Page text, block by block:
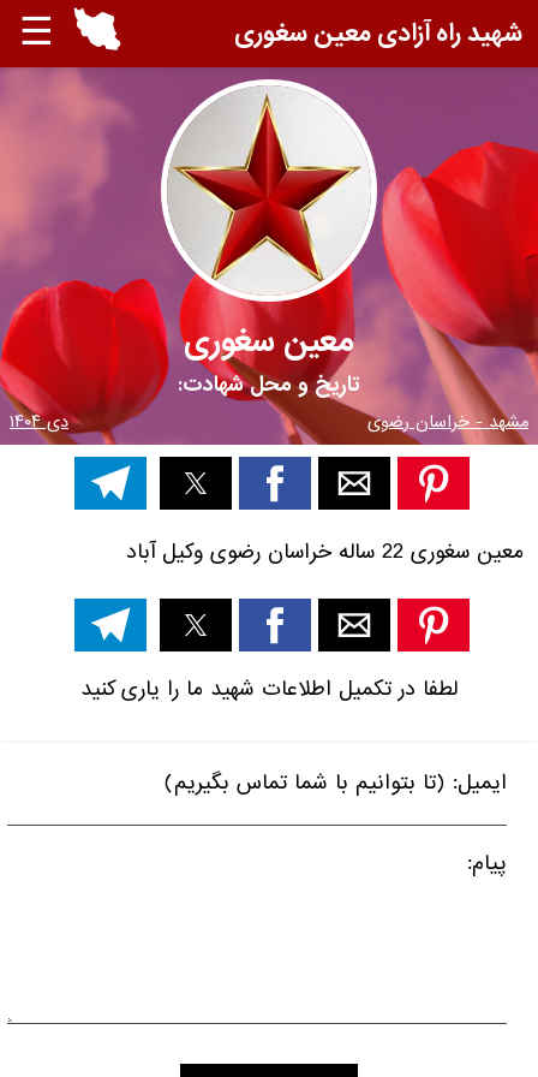
☰ شهید راه آزادی معین سغوری
معین سغوری
تاریخ و محل شهادت:
مشهد - خراسان رضوی دی ۱۴۰۴
معین سغوری 22 سالهخراسان رضوی وکیل آباد
لطفا در تکمیل اطلاعات شهید ما را یاری کنید
ایمیل: (تا بتوانیم با شما تماس بگیریم)
پیام: